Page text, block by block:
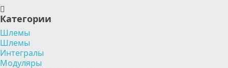
Категории
Шлемы
Шлемы
Интегралы
Модуляры